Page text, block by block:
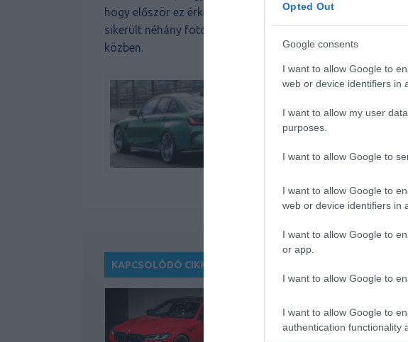
Opted Out
Google consents
I want to allow Google to
web or device identifiers in
I want to allow my user
purposes.
I want to allow Google to
I want to allow Google to
web or device identifiers in
I want to allow Google to
or app.
I want to allow Google to
I want to allow Google to
authentication functionality
hogy először ez érkezik meg, legalábbis erre enged
sikerült néhány fotósnak lencsevégre kapnia egy
közben.
KAPCSOLÓDÓ CIKKEK